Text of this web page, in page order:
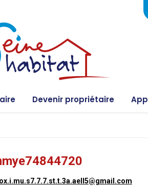
Devenir propriétaire
ox.i.mu.s7.7.7.st.t.3a.aell5@gmail.com